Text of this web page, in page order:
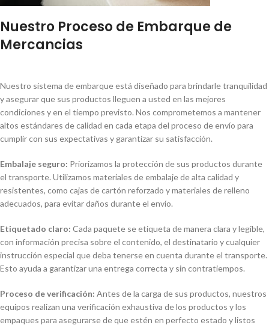
Nuestro Proceso de Embarque de
Mercancias
Nuestro sistema de embarque está diseñado para brindarle tranquilidad
y asegurar que sus productos lleguen a usted en las mejores
condiciones y en el tiempo previsto. Nos comprometemos a mantener
altos estándares de calidad en cada etapa del proceso de envío para
cumplir con sus expectativas y garantizar su satisfacción.
Embalaje seguro: Priorizamos la protección de sus productos durante
el transporte. Utilizamos materiales de embalaje de alta calidad y
resistentes, como cajas de cartón reforzado y materiales de relleno
adecuados, para evitar daños durante el envío.
Etiquetado claro: Cada paquete se etiqueta de manera clara y legible,
con información precisa sobre el contenido, el destinatario y cualquier
instrucción especial que deba tenerse en cuenta durante el transporte.
Esto ayuda a garantizar una entrega correcta y sin contratiempos.
Proceso de verificación: Antes de la carga de sus productos, nuestros
equipos realizan una verificación exhaustiva de los productos y los
empaques para asegurarse de que estén en perfecto estado y listos